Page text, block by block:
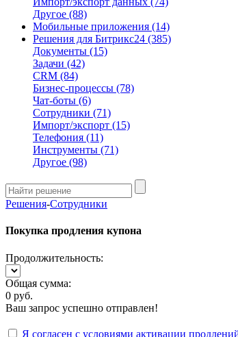
Другое (88)
Мобильные приложения (14)
Решения для Битрикс24 (385)
Документы (15)
Задачи (42)
CRM (84)
Бизнес-процессы (78)
Чат-боты (6)
Сотрудники (71)
Импорт/экспорт (15)
Телефония (11)
Инструменты (71)
Другое (98)
Решения-Сотрудники
Покупка продления купона
Продолжительность:
Общая сумма:
0 руб.
Ваш запрос успешно отправлен!
Я согласен с условиями активации